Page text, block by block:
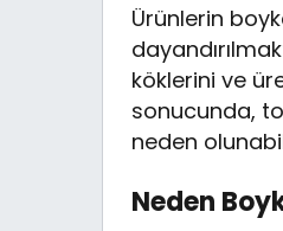
Ürünlerin
köklerini ve
sonucunda,
neden
Neden